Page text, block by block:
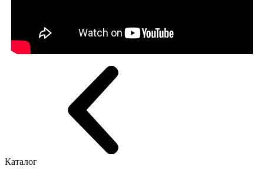
Каталог